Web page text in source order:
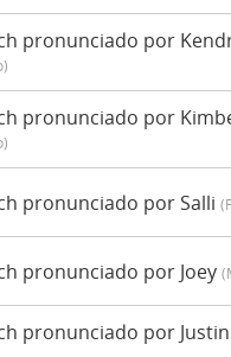
pronunciado por
pronunciado por
pronunciado por Salli
pronunciado por Joey
pronunciado por Justin